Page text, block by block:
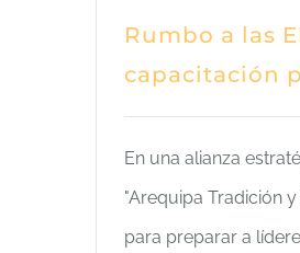
Rumbo a las
capacitación
En una alianza
"Arequipa Tradición
para preparar a